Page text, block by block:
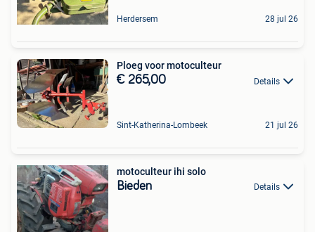
Herdersem 28 jul 26
Ploeg voor motoculteur
€ 265,00 Details
Sint-Katherina-Lombeek 21 jul 26
motoculteur ihi solo
Bieden Details